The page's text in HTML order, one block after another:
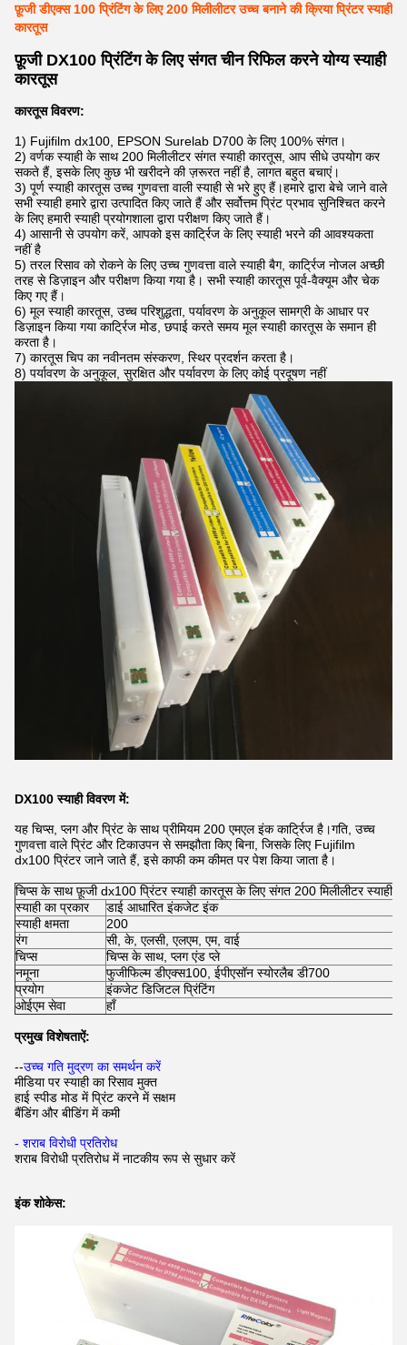
फ़ूजी डीएक्स 100 प्रिंटिंग के लिए 200 मिलीलीटर उच्च बनाने की क्रिया प्रिंटर स्याही
कारतूस
फ़ूजी DX100 प्रिंटिंग के लिए संगत चीन रिफिल करने योग्य स्याही
कारतूस
कारतूस विवरण:
1) Fujifilm dx100, EPSON Surelab D700 के लिए 100% संगत।
2) वर्णक स्याही के साथ 200 मिलीलीटर संगत स्याही कारतूस, आप सीधे उपयोग कर
सकते हैं, इसके लिए कुछ भी खरीदने की ज़रूरत नहीं है, लागत बहुत बचाएं।
3) पूर्ण स्याही कारतूस उच्च गुणवत्ता वाली स्याही से भरे हुए हैं।हमारे द्वारा बेचे जाने वाले
सभी स्याही हमारे द्वारा उत्पादित किए जाते हैं और सर्वोत्तम प्रिंट प्रभाव सुनिश्चित करने
के लिए हमारी स्याही प्रयोगशाला द्वारा परीक्षण किए जाते हैं।
4) आसानी से उपयोग करें, आपको इस कार्ट्रिज के लिए स्याही भरने की आवश्यकता
नहीं है
5) तरल रिसाव को रोकने के लिए उच्च गुणवत्ता वाले स्याही बैग, कार्ट्रिज नोजल अच्छी
तरह से डिज़ाइन और परीक्षण किया गया है। सभी स्याही कारतूस पूर्व-वैक्यूम और चेक
किए गए हैं।
6) मूल स्याही कारतूस, उच्च परिशुद्धता, पर्यावरण के अनुकूल सामग्री के आधार पर
डिज़ाइन किया गया कार्ट्रिज मोड, छपाई करते समय मूल स्याही कारतूस के समान ही
करता है।
7) कारतूस चिप का नवीनतम संस्करण, स्थिर प्रदर्शन करता है।
8) पर्यावरण के अनुकूल, सुरक्षित और पर्यावरण के लिए कोई प्रदूषण नहीं
DX100 स्याही विवरण में:
यह चिप्स, प्लग और प्रिंट के साथ प्रीमियम 200 एमएल इंक कार्ट्रिज है।गति, उच्च
गुणवत्ता वाले प्रिंट और टिकाउपन से समझौता किए बिना, जिसके लिए Fujifilm
dx100 प्रिंटर जाने जाते हैं, इसे काफी कम कीमत पर पेश किया जाता है।
चिप्स के साथ फ़ूजी dx100 प्रिंटर स्याही कारतूस के लिए संगत 200 मिलीलीटर स्याही
स्याही का प्रकार
डाई आधारित इंकजेट इंक
स्याही क्षमता
200
रंग
सी, के, एलसी, एलएम, एम, वाई
चिप्स
चिप्स के साथ, प्लग एंड प्ले
नमूना
फुजीफिल्म डीएक्स100, ईपीएसॉन स्योरलैब डी700
प्रयोग
इंकजेट डिजिटल प्रिंटिंग
ओईएम सेवा
हाँ
प्रमुख विशेषताऐं:
--उच्च गति मुद्रण का समर्थन करें
मीडिया पर स्याही का रिसाव मुक्त
हाई स्पीड मोड में प्रिंट करने में सक्षम
बैंडिंग और बीडिंग में कमी
- शराब विरोधी प्रतिरोध
शराब विरोधी प्रतिरोध में नाटकीय रूप से सुधार करें
इंक शोकेस: